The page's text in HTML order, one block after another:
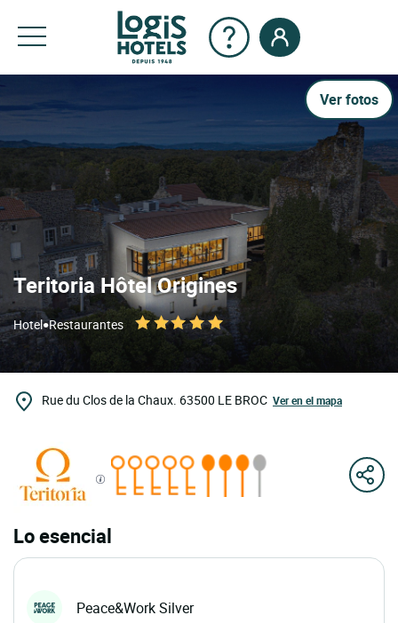
Ver fotos
Teritoria Hôtel Origines
Hotel•Restaurantes
Rue du Clos de la Chaux. 63500 LE BROC Ver en el mapa
Lo esencial
Peace&Work Silver